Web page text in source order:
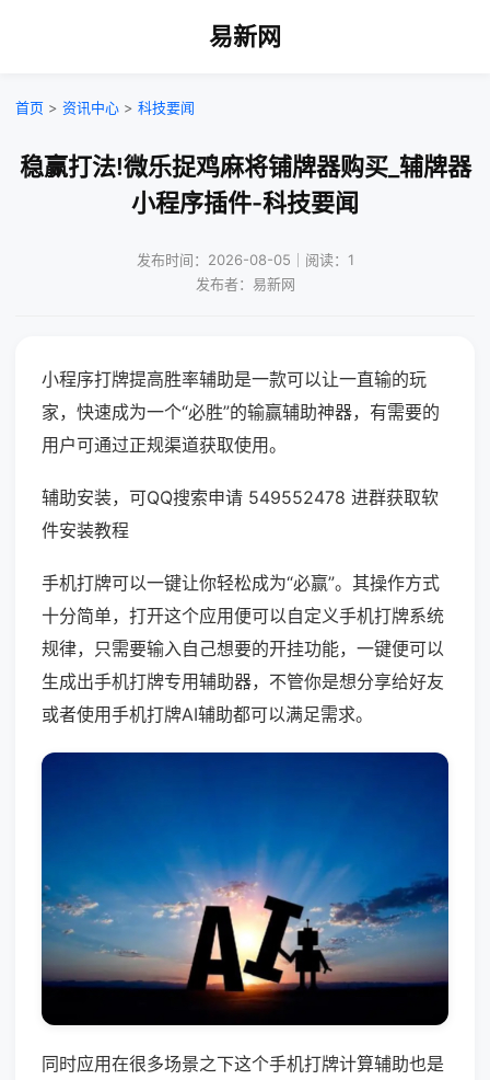
易新网
首页 > 资讯中心 > 科技要闻
稳赢打法!微乐捉鸡麻将铺牌器购买_辅牌器
小程序插件-科技要闻
发布时间：2026-08-05｜阅读：1
发布者：易新网
小程序打牌提高胜率辅助是一款可以让一直输的玩
家，快速成为一个“必胜”的输赢辅助神器，有需要的
用户可通过正规渠道获取使用。
辅助安装，可QQ搜索申请 549552478 进群获取软
件安装教程
手机打牌可以一键让你轻松成为“必赢”。其操作方式
十分简单，打开这个应用便可以自定义手机打牌系统
规律，只需要输入自己想要的开挂功能，一键便可以
生成出手机打牌专用辅助器，不管你是想分享给好友
或者使用手机打牌AI辅助都可以满足需求。
同时应用在很多场景之下这个手机打牌计算辅助也是